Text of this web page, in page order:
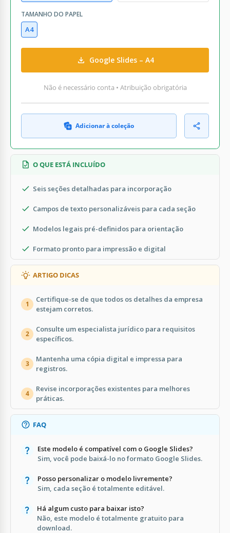
TAMANHO DO PAPEL
A4
Google Slides – A4
Não é necessário conta • Atribuição obrigatória
Adicionar à coleção
O QUE ESTÁ INCLUÍDO
Seis seções detalhadas para incorporação
Campos de texto personalizáveis para cada seção
Modelos legais pré-definidos para orientação
Formato pronto para impressão e digital
ARTIGO DICAS
1
Certifique-se de que todos os detalhes da empresa
estejam corretos.
2
Consulte um especialista jurídico para requisitos
específicos.
3
Mantenha uma cópia digital e impressa para
registros.
4
Revise incorporações existentes para melhores
práticas.
FAQ
Este modelo é compatível com o Google Slides?
Sim, você pode baixá-lo no formato Google Slides.
Posso personalizar o modelo livremente?
Sim, cada seção é totalmente editável.
Há algum custo para baixar isto?
Não, este modelo é totalmente gratuito para
download.